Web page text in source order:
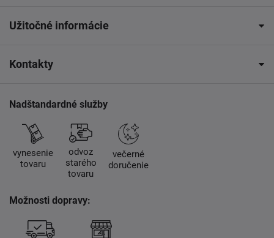
Užitočné informácie
Kontakty
Nadštandardné služby
vynesenie
tovaru
odvoz
starého
tovaru
večerné
doručenie
Možnosti dopravy: